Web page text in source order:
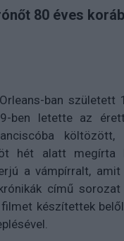
80 éves
ban született
ben letette az
költözött,
hét alatt megírta
a vámpírralt,
című
készítettek